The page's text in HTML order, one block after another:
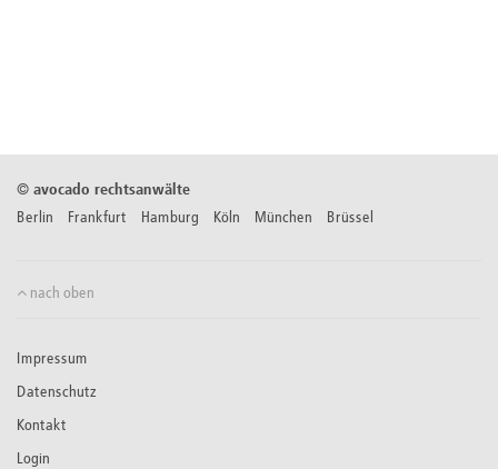
© avocado rechtsanwälte
Berlin Frankfurt Hamburg Köln München Brüssel
nach oben
Impressum
Datenschutz
Kontakt
Login